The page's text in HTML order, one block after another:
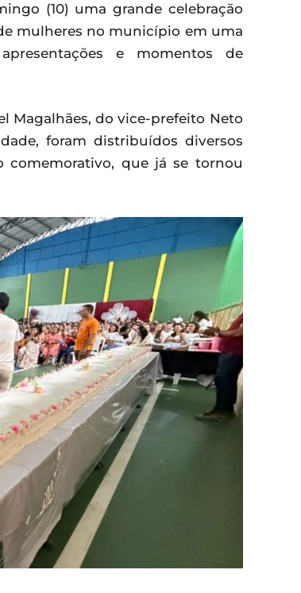
(10) uma grande celebração
mulheres no município em uma
e momentos de
Magalhães, do vice-prefeito Neto
foram distribuídos diversos
comemorativo, que já se tornou